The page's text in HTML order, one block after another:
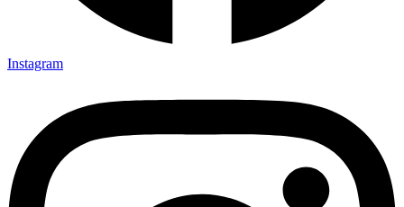
Instagram